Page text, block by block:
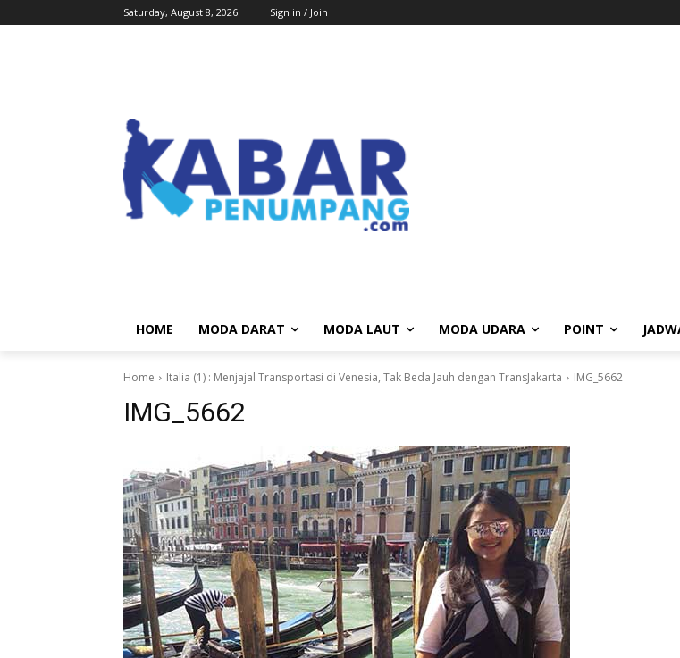
Saturday, August 8, 2026 Sign in / Join
HOME MODA DARAT MODA LAUT MODA UDARA POINT
Home Italia (1) : Menjajal Transportasi di Venesia, Tak Beda Jauh dengan TransJakarta IMG_5662
IMG_5662